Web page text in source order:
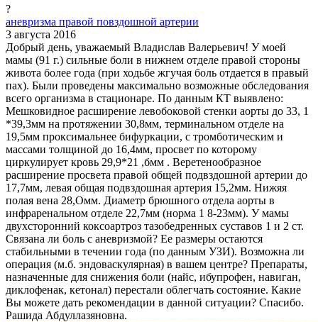
?
аневризма правой повздошной артерии
3 августа 2016
Добрый день, уважаемый Владислав Валерьевич! У моей
мамы (91 г.) сильные боли в нижнем отделе правой стороны
живота более года (при ходьбе жгучая боль отдается в правый
пах). Были проведены максимально возможные обследования
всего организма в стационаре. По данным КТ выявлено:
Мешковидное расширение левобоковой стенки аорты до 33, 1
*39,3мм на протяжении 30,8мм, терминальном отделе на
19,5мм проксимальнее бифуркации, с тромботическим и
массами толщиной до 16,4мм, просвет по которому
циркулирует кровь 29,9*21 ,бмм . Веретенообразное
расширение просвета правой общей подвздошной артерии до
17,7мм, левая общая подвздошная артерия 15,2мм. Нижяя
полая вена 28,Омм. Диаметр брюшного отдела аорты в
инфраренальном отделе 22,7мм (норма 1 8-23мм). У мамы
двухсторонний коксоартроз тазобедренных суставов 1 и 2 ст.
Связана ли боль с аневризмой? Ее размеры остаются
стабильными в течении года (по данным УЗИ). Возможна ли
операция (м.б. эндоваскулярная) в вашем центре? Препараты,
назначенные для снижения боли (найс, ибупрофен, навиган,
диклофенак, кетонал) перестали облегчать состояние. Какие
Вы можете дать рекомендации в данной ситуации? Спасибо.
Рашида Абдуллазяновна.